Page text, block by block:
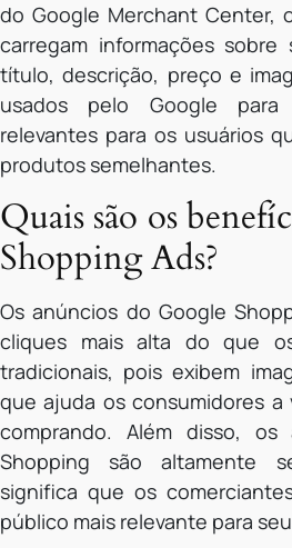
do Google Merchant Center,
carregam informações
título, descrição, preço e
usados pelo Google
relevantes para os usuários
produtos semelhantes.
Quais são os
Shopping Ads?
Os anúncios do Google
cliques mais alta do que
tradicionais, pois exibem
que ajuda os consumidores a
comprando. Além disso, os
Shopping são altamente
significa que os
público mais relevante para